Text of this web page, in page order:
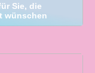
Sie, die
wünschen